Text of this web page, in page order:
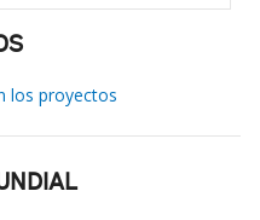
los proyectos